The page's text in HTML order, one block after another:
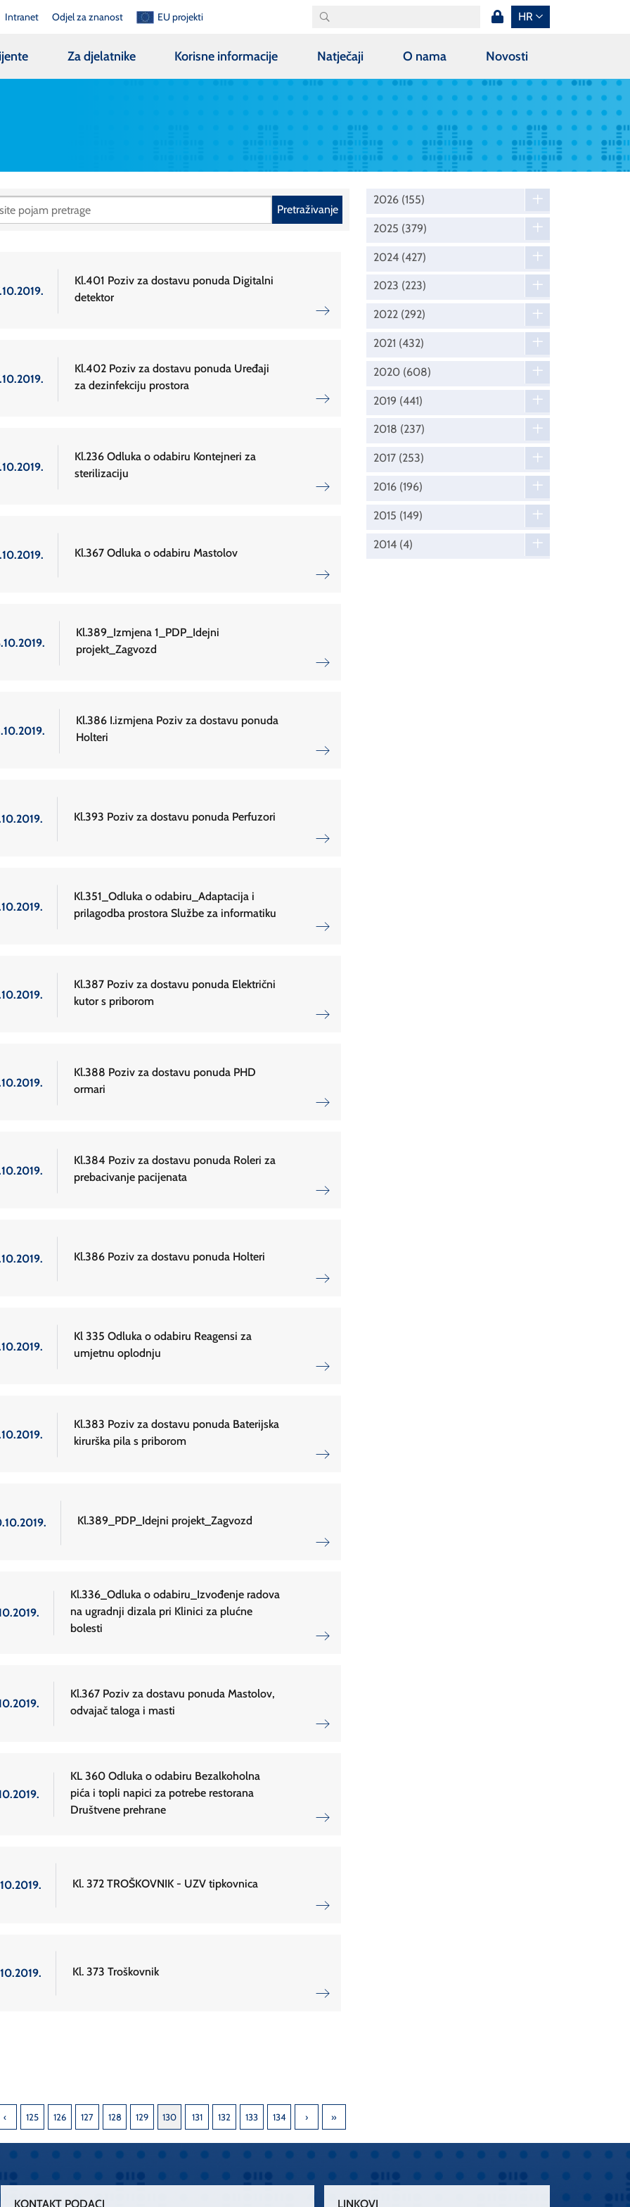
Intranet Odjel za znanost EU projekti HR
Za djelatnike Korisne informacije Natječaji O nama Novosti
Pretraživanje
Kl.401 Poziv za dostavu ponuda Digitalni
detektor
Kl.402 Poziv za dostavu ponuda Uređaji
za dezinfekciju prostora
Kl.236 Odluka o odabiru Kontejneri za
sterilizaciju
Kl.367 Odluka o odabiru Mastolov
Kl.389_Izmjena 1_PDP_Idejni
projekt_Zagvozd
Kl.386 I.izmjena Poziv za dostavu ponuda
Holteri
Kl.393 Poziv za dostavu ponuda Perfuzori
Kl.351_Odluka o odabiru_Adaptacija i
prilagodba prostora Službe za informatiku
Kl.387 Poziv za dostavu ponuda Električni
kutor s priborom
Kl.388 Poziv za dostavu ponuda PHD
ormari
Kl.384 Poziv za dostavu ponuda Roleri za
prebacivanje pacijenata
Kl.386 Poziv za dostavu ponuda Holteri
Kl 335 Odluka o odabiru Reagensi za
umjetnu oplodnju
Kl.383 Poziv za dostavu ponuda Baterijska
kirurška pila s priborom
Kl.389_PDP_Idejni projekt_Zagvozd
Kl.336_Odluka o odabiru_Izvođenje radova
na ugradnji dizala pri Klinici za plućne
bolesti
Kl.367 Poziv za dostavu ponuda Mastolov,
odvajač taloga i masti
KL 360 Odluka o odabiru Bezalkoholna
pića i topli napici za potrebe restorana
Društvene prehrane
Kl. 372 TROŠKOVNIK - UZV tipkovnica
Kl. 373 Troškovnik
125 126 127 128 129 130 131 132 133 134
2026 (155)
2025 (379)
2024 (427)
2023 (223)
2022 (292)
2021 (432)
2020 (608)
2019 (441)
2018 (237)
2017 (253)
2016 (196)
2015 (149)
2014 (4)
KONTAKT PODACI LINKOVI